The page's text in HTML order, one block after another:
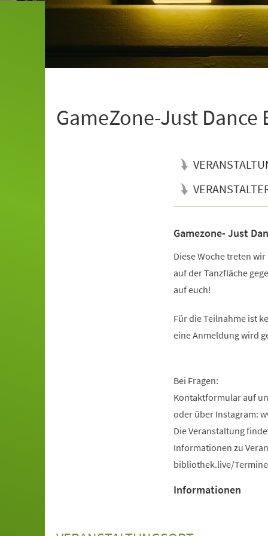
GameZone-Just Dance
Gamezone- Just
Diese Woche treten
auf der Tanzfläche
auf euch!
Für die Teilnahme ist
eine Anmeldung wird
Bei Fragen:
Kontaktformular auf
oder über Instagram:
Die Veranstaltung
Informationen zu
bibliothek.live/Termine
Informationen